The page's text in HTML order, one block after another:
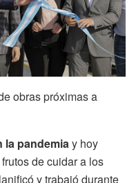
obras próximas a
la pandemiay hoy
de cuidar a los
y trabajó durante